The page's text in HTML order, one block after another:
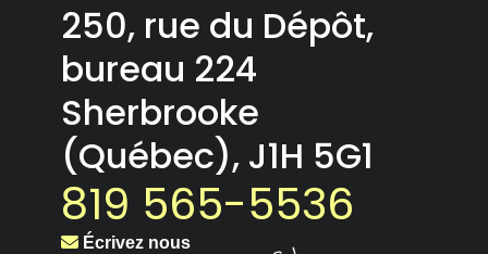
250, rue du Dépôt,
bureau 224
Sherbrooke
(Québec), J1H 5G1
819 565-5536
Écrivez nous